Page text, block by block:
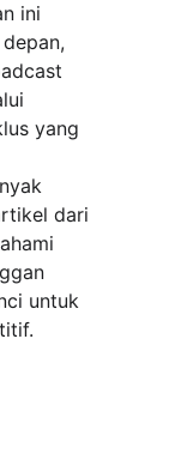
ini
yang
dari
untuk